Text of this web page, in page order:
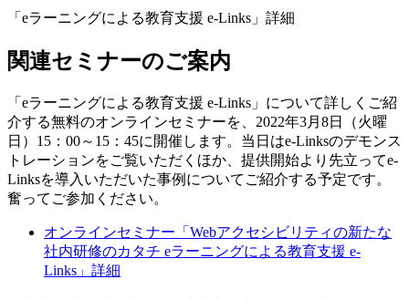
「eラーニングによる教育支援 e-Links」詳細
関連セミナーのご案内
「eラーニングによる教育支援 e-Links」について詳しくご紹
介する無料のオンラインセミナーを、2022年3月8日（火曜
日）15：00～15：45に開催します。当日はe-Linksのデモンス
トレーションをご覧いただくほか、提供開始より先立ってe-
Linksを導入いただいた事例についてご紹介する予定です。
奮ってご参加ください。
オンラインセミナー「Webアクセシビリティの新たな
社内研修のカタチ eラーニングによる教育支援 e-
Links」詳細